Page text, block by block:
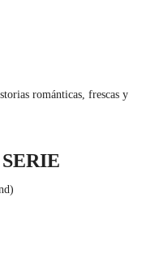
románticas, frescas y